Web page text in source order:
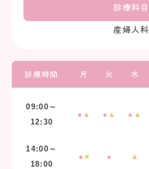
診療科目
産婦人科
診療時間 月 火 水
09:00～
12:30
● ▲ ● ▲ ● ▲
14:00～
18:00
● ■ ● ▲